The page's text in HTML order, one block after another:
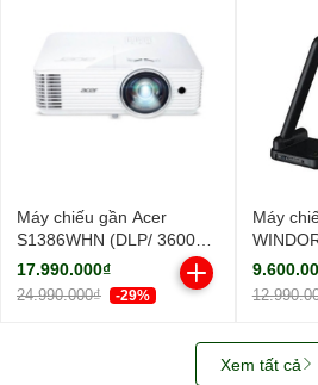
Máy chiếu gần Acer
S1386WHN (DLP/ 3600
Ansi Lumens/ WXGA)
17.990.000₫
24.990.000₫ -29%
Máy
sáng
Xem tất cả